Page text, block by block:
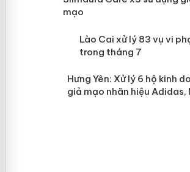
mạo
Lào Cai xử lý 83 vụ vi
mại trong tháng 7